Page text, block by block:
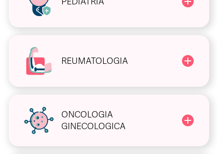
REUMATOLOGIA
ONCOLOGIA
GINECOLOGICA